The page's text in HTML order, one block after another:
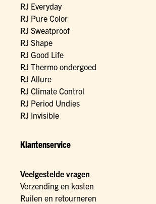
RJ Everyday
RJ Pure Color
RJ Sweatproof
RJ Shape
RJ Good Life
RJ Thermo ondergoed
RJ Allure
RJ Climate Control
RJ Period Undies
RJ Invisible
Klantenservice
Veelgestelde vragen
Verzending en kosten
Ruilen en retourneren